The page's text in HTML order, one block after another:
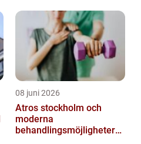
08 juni 2026
Atros stockholm och
moderna
behandlingsmöjligheter